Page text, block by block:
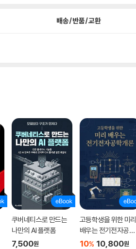
배송/반품/교환
쿠버네티스로 만드는
나만의 AI 플랫폼
7,500원
고등학생을 위한 미리
배우는 전기전자공학
개론
10% 10,800원